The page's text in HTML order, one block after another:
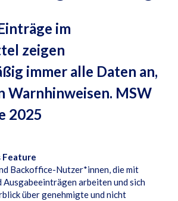
im
zeigen
immer alle Daten an,
Warnhinweisen. MSW
2025
Feature
Backoffice-Nutzer*innen, die mit
Ausgabeeinträgen arbeiten und sich
über genehmigte und nicht